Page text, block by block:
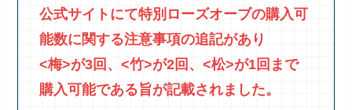
公式サイトにて特別ローズオーブの購入可
能数に関する注意事項の追記があり
<梅>が3回、<竹>が2回、<松>が1回まで
購入可能である旨が記載されました。